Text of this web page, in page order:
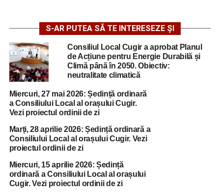
S-AR PUTEA SĂ TE INTERESEZE ȘI
Consiliul Local Cugir a aprobat Planul
de Acțiune pentru Energie Durabilă și
Climă până în 2050. Obiectiv:
neutralitate climatică
Miercuri, 27 mai 2026: Ședință ordinară
a Consiliului Local al orașului Cugir.
Vezi proiectul ordinii de zi
Marți, 28 aprilie 2026: Ședință ordinară a
Consiliului Local al orașului Cugir. Vezi
proiectul ordinii de zi
Miercuri, 15 aprilie 2026: Ședință
ordinară a Consiliului Local al orașului
Cugir. Vezi proiectul ordinii de zi